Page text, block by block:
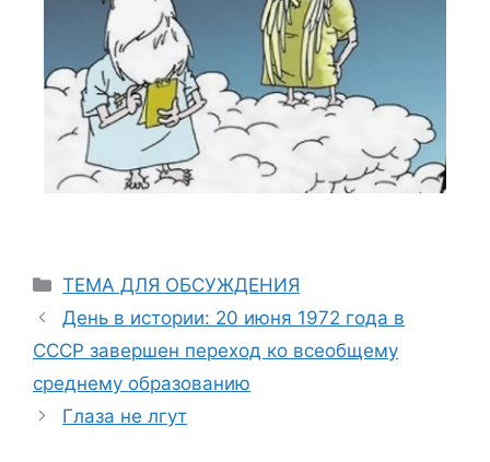
ТЕМА ДЛЯ ОБСУЖДЕНИЯ
День в истории: 20 июня 1972 года в
СССР завершен переход ко всеобщему
среднему образованию
Глаза не лгут